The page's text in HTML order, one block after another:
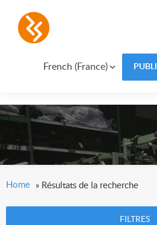
French (France)
Home » Résultats de la recherche
FILTRES